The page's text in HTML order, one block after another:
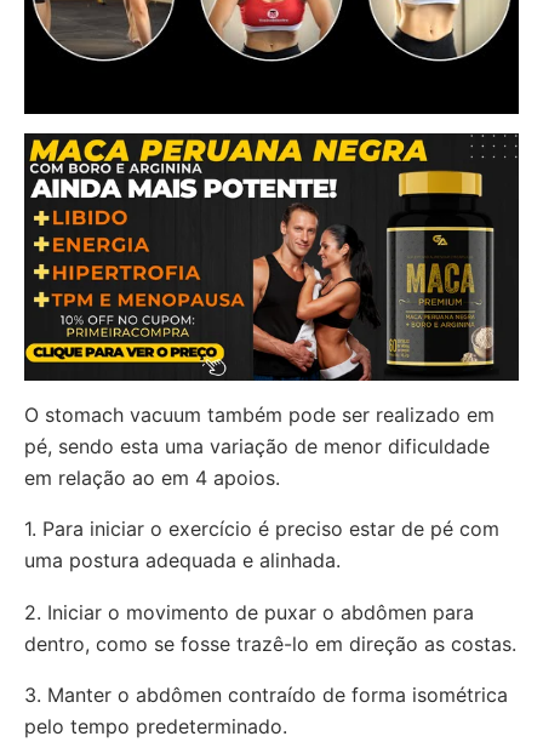
O stomach vacuum também pode ser realizado em
pé, sendo esta uma variação de menor dificuldade
em relação ao em 4 apoios.
1. Para iniciar o exercício é preciso estar de pé com
uma postura adequada e alinhada.
2. Iniciar o movimento de puxar o abdômen para
dentro, como se fosse trazê-lo em direção as costas.
3. Manter o abdômen contraído de forma isométrica
pelo tempo predeterminado.